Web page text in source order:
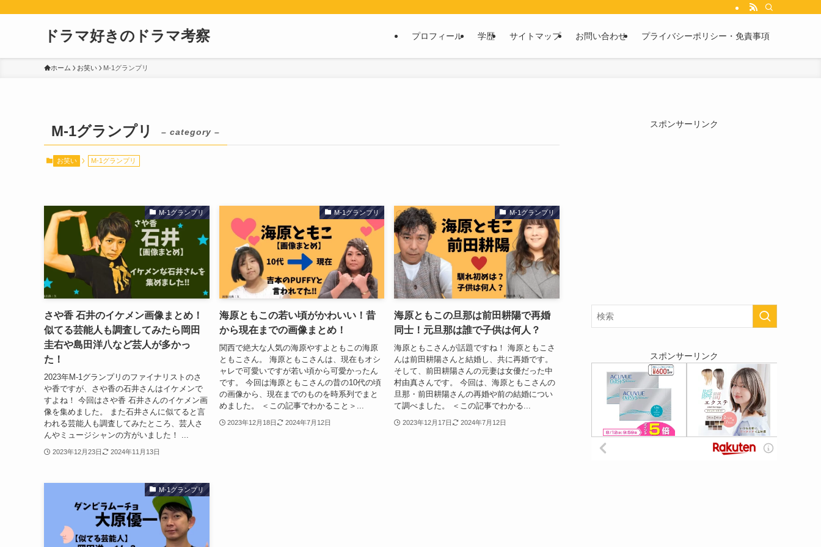
ドラマ好きのドラマ考察 プロフィール 学歴 サイトマップ お問い合わせ プライバシーポリシー・免責事項
ホーム お笑い M-1グランプリ
M-1グランプリ – category –
お笑い M-1グランプリ
M-1グランプリ
さや香 石井のイケメン画像まとめ！
似てる芸能人も調査してみたら岡田
圭右や島田洋八など芸人が多かっ
た！
2023年M-1グランプリのファイナリストのさ
や香ですが、さや香の石井さんはイケメンで
すよね！ 今回はさや香 石井さんのイケメン画
像を集めました。 また石井さんに似てると言
われる芸能人も調査してみたところ、芸人さ
んやミュージシャンの方がいました！ ...
2023年12月23日 2024年11月13日
M-1グランプリ
海原ともこの若い頃がかわいい！昔
から現在までの画像まとめ！
関西で絶大な人気の海原やすよともこの海原
ともこさん。 海原ともこさんは、現在もオシ
ャレで可愛いですが若い頃から可愛かったん
です。 今回は海原ともこさんの昔の10代の頃
の画像から、現在までのものを時系列でまと
めました。 ＜この記事でわかること＞...
2023年12月18日 2024年7月12日
M-1グランプリ
海原ともこの旦那は前田耕陽で再婚
同士！元旦那は誰で子供は何人？
海原ともこさんが話題ですね！ 海原ともこさ
んは前田耕陽さんと結婚し、共に再婚です。
そして、前田耕陽さんの元妻は女優だった中
村由真さんです。 今回は、海原ともこさんの
旦那・前田耕陽さんの再婚や前の結婚につい
て調べました。 ＜この記事でわかる...
2023年12月17日 2024年7月12日
M-1グランプリ
スポンサーリンク
スポンサーリンク